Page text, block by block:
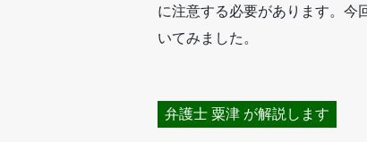
に注意する必要があります。今
いてみました。
弁護士 粟津 が解説します